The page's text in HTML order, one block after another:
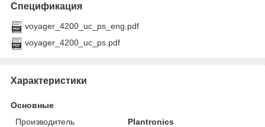
Спецификация
voyager_4200_uc_ps_eng.pdf
voyager_4200_uc_ps.pdf
Характеристики
Основные
Производитель
Plantronics